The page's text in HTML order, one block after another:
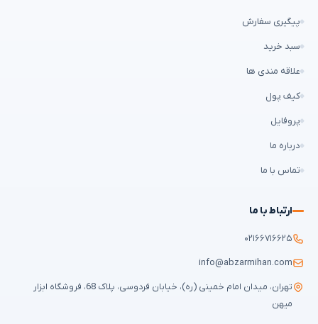
پیگیری سفارش
سبد خرید
علاقه مندی ها
کیف پول
پروفایل
درباره ما
تماس با ما
ارتباط با ما
۰۲۱۶۶۷۱۶۶۲۵
info@abzarmihan.com
تهران، میدان امام خمینی (ره)، خیابان فردوسی، پلاک 68، فروشگاه ابزار
میهن